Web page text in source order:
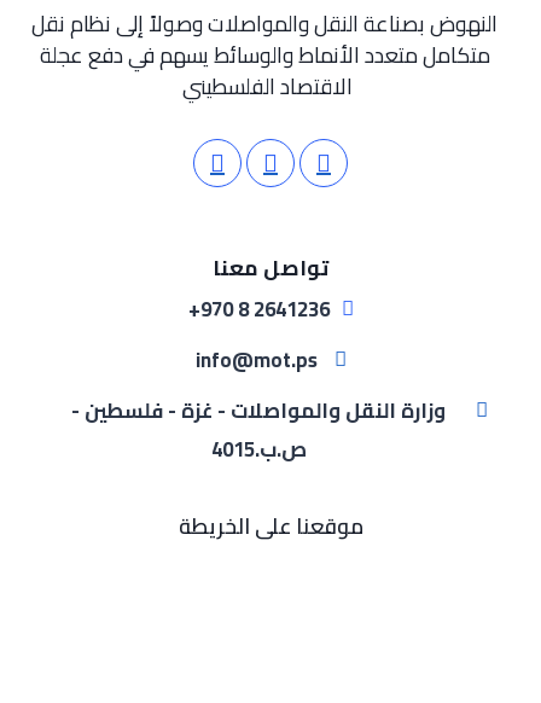
النهوض بصناعة النقل والمواصلات وصولاً إلى نظام نقل
متكامل متعدد الأنماط والوسائط يسهم في دفع عجلة
الاقتصاد الفلسطيني
تواصل معنا
2641236 8 970+
info@mot.ps
وزارة النقل والمواصلات - غزة - فلسطين -
ص.ب.4015
موقعنا على الخريطة